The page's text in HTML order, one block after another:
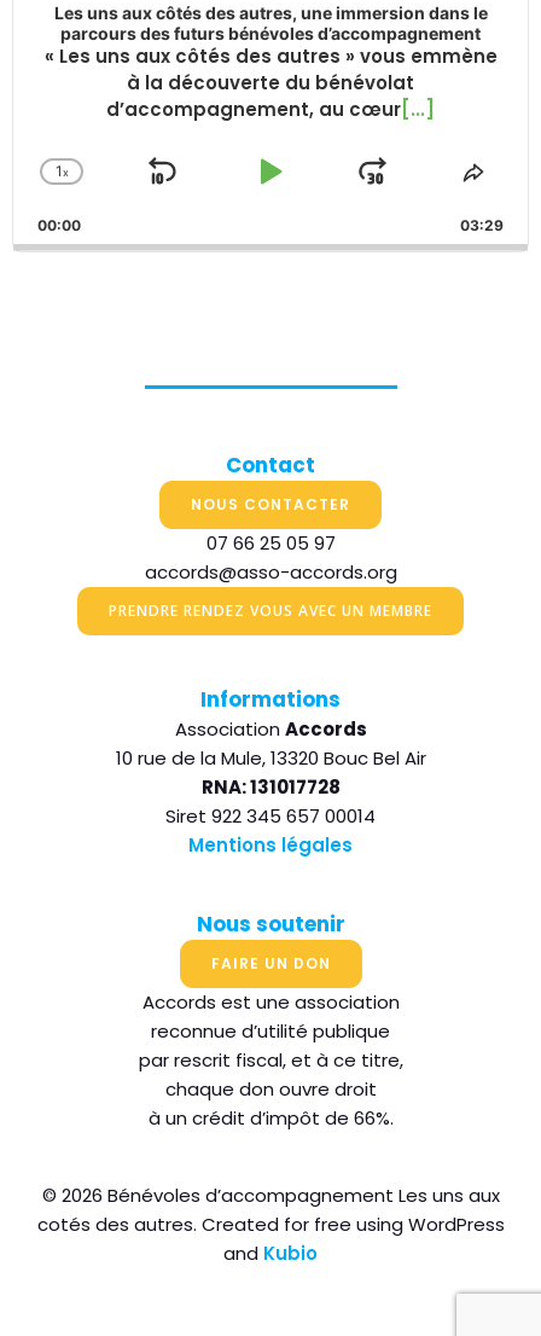
Les uns aux côtés des autres, une immersion dans le
parcours des futurs bénévoles d’accompagnement
« Les uns aux côtés des autres » vous emmène
à la découverte du bénévolat
d’accompagnement, au cœur[...]
Change
Rate
1x
Skip
Play
Jump
Forward
Share
00:00 03:29
Contact
NOUS CONTACTER
07 66 25 05 97
accords@asso-accords.org
PRENDRE RENDEZ VOUS AVEC UN MEMBRE
Informations
Association Accords
10 rue de la Mule, 13320 Bouc Bel Air
RNA: 131017728
Siret 922 345 657 00014
Mentions légales
Nous soutenir
FAIRE UN DON
Accords est une association
reconnue d’utilité publique
par rescrit fiscal, et à ce titre,
chaque don ouvre droit
à un crédit d’impôt de 66%.
© 2026 Bénévoles d’accompagnement Les uns aux
cotés des autres. Created for free using WordPress
and Kubio